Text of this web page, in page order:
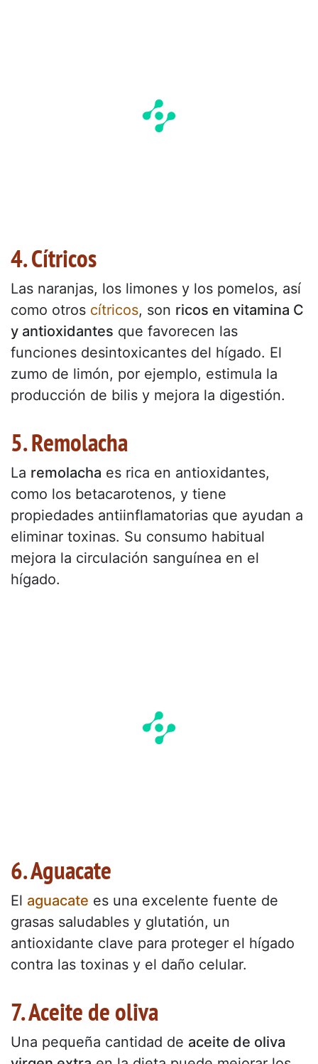
4. Cítricos
Las naranjas, los limones y los pomelos, así
como otros cítricos, son ricos en vitamina C
y antioxidantes que favorecen las
funciones desintoxicantes del hígado. El
zumo de limón, por ejemplo, estimula la
producción de bilis y mejora la digestión.
5. Remolacha
La remolacha es rica en antioxidantes,
como los betacarotenos, y tiene
propiedades antiinflamatorias que ayudan a
eliminar toxinas. Su consumo habitual
mejora la circulación sanguínea en el
hígado.
6. Aguacate
El aguacate es una excelente fuente de
grasas saludables y glutatión, un
antioxidante clave para proteger el hígado
contra las toxinas y el daño celular.
7. Aceite de oliva
Una pequeña cantidad de aceite de oliva